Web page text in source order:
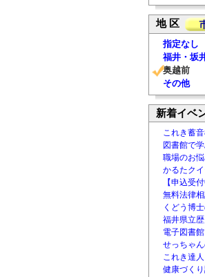
地 区
指定なし
福井・坂
奥越前
その他
新着イベ
これき蓄
図書館で
職場のお
かるたク
【申込受
無料法律
くどう博
福井県立
電子図書
せっちゃ
これき達
健康づく